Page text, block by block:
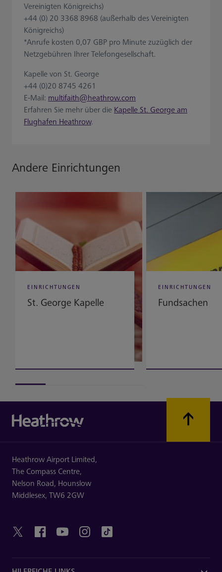
Vereinigten Königreichs)
+44 (0) 20 3368 8968 (außerhalb des Vereinigten
Königreichs)
*Anrufe kosten 0,07 GBP pro Minute zuzüglich der
Netzgebühren Ihrer Telefongesellschaft.
Kapelle von St. George
+44 (0)20 8745 4261
E-Mail: multifaith@heathrow.com
Erfahren Sie mehr über die Kapelle St. George am
Flughafen Heathrow.
Andere Einrichtungen
EINRICHTUNGEN
St. George Kapelle
EINRICHTUNGEN
Fundsachen
Heathrow Airport Limited,
The Compass Centre,
Nelson Road, Hounslow
Middlesex, TW6 2GW